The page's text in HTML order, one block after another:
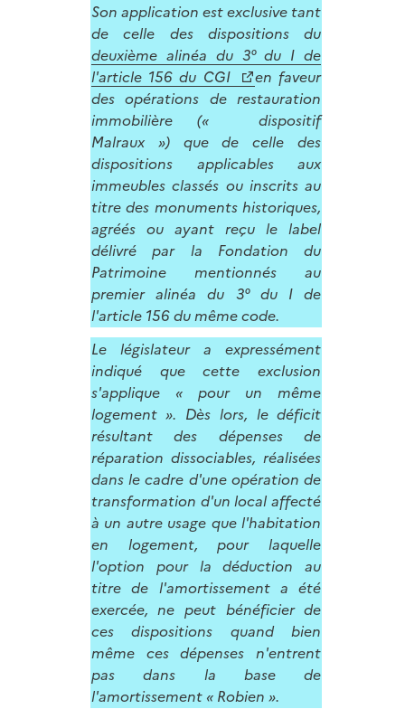
Son application est exclusive tant
de celle des dispositions du
deuxième alinéa du 3° du I de
l'article 156 du CGI
en faveur
des opérations de restauration
immobilière (« dispositif
Malraux ») que de celle des
dispositions applicables aux
immeubles classés ou inscrits au
titre des monuments historiques,
agréés ou ayant reçu le label
délivré par la Fondation du
Patrimoine mentionnés au
premier alinéa du 3° du I de
l'article 156 du même code.
Le législateur a expressément
indiqué que cette exclusion
s'applique « pour un même
logement ». Dès lors, le déficit
résultant des dépenses de
réparation dissociables, réalisées
dans le cadre d'une opération de
transformation d'un local affecté
à un autre usage que l'habitation
en logement, pour laquelle
l'option pour la déduction au
titre de l'amortissement a été
exercée, ne peut bénéficier de
ces dispositions quand bien
même ces dépenses n'entrent
pas dans la base de
l'amortissement « Robien ».